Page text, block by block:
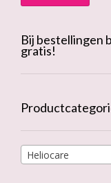
Bij bestellingen
gratis!
Heliocare